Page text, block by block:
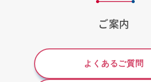
ご案内
よくあるご質問